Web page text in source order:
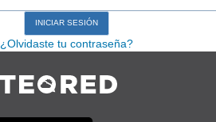
¿Olvidaste tu contraseña?